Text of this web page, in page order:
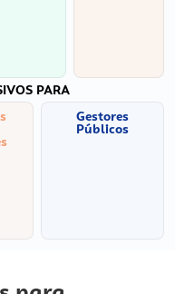
PARA
Gestores
Públicos